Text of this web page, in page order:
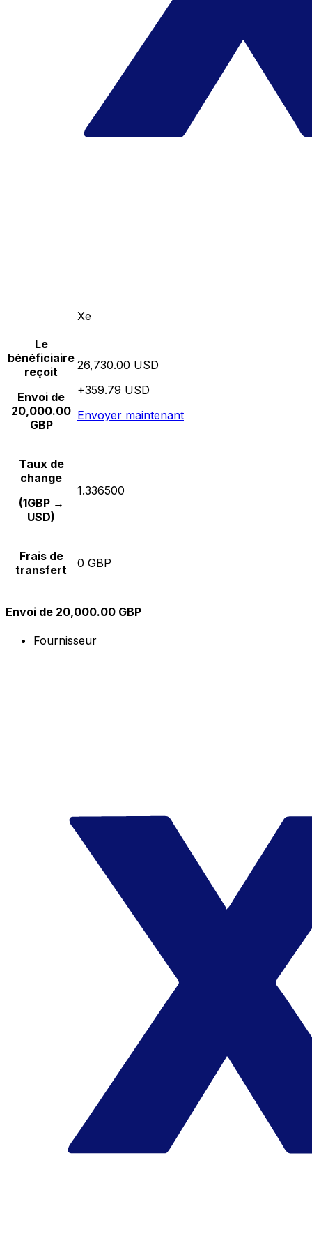
Xe
Le
bénéficiaire
reçoit
Envoi de
20,000.00
GBP
26,730.00 USD
+359.79 USD
Envoyer maintenant
Taux de
change
(1GBP →
USD)
1.336500
Frais de
transfert
0 GBP
Envoi de 20,000.00 GBP
Fournisseur